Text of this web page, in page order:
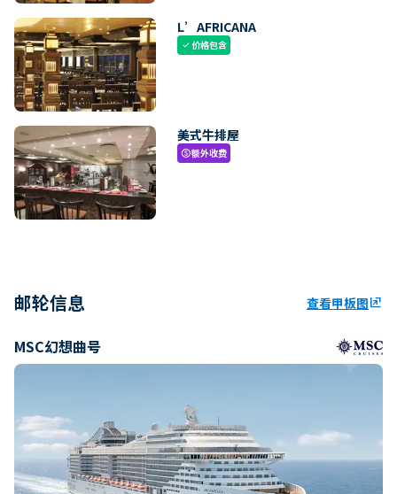
L’AFRICANA
check价格包含
美式牛排屋
paid额外收费
邮轮信息 查看甲板图ungroup
MSC幻想曲号